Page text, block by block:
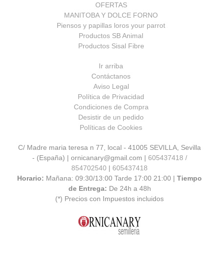
OFERTAS
MANITOBA Y DOLCE FORNO
Piensos y papillas loros your parrot
Productos SB Animal
Productos Sisal Fibre
Ir arriba
Contáctanos
Aviso Legal
Política de Privacidad
Condiciones de Compra
Desistir de un pedido
Políticas de Cookies
C/ Madre maria teresa n 77, local - 41005 SEVILLA, Sevilla
- (España) | ornicanary@gmail.com | 605437418 /
854702540 | 605437418
Horario: Mañana: 09:30/13:00 Tarde 17:00 21:00 | Tiempo
de Entrega: De 24h a 48h
(*) Precios con Impuestos incluidos